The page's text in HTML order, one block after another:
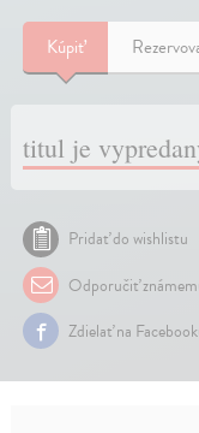
Kúpiť
titul je
Pridať do wishlistu
Odporučiť
Zdielať na